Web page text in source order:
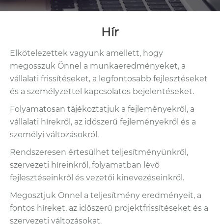
Hír
Elkötelezettek vagyunk amellett, hogy
megosszuk Önnel a munkaeredményeket, a
vállalati frissítéseket, a legfontosabb fejlesztéseket
és a személyzettel kapcsolatos bejelentéseket.
Folyamatosan tájékoztatjuk a fejleményekről, a
vállalati hírekről, az időszerű fejleményekről és a
személyi változásokról.
Rendszeresen értesülhet teljesítményünkről,
szervezeti híreinkről, folyamatban lévő
fejlesztéseinkről és vezetői kinevezéseinkről.
Megosztjuk Önnel a teljesítmény eredményeit, a
fontos híreket, az időszerű projektfrissítéseket és a
szervezeti változásokat.